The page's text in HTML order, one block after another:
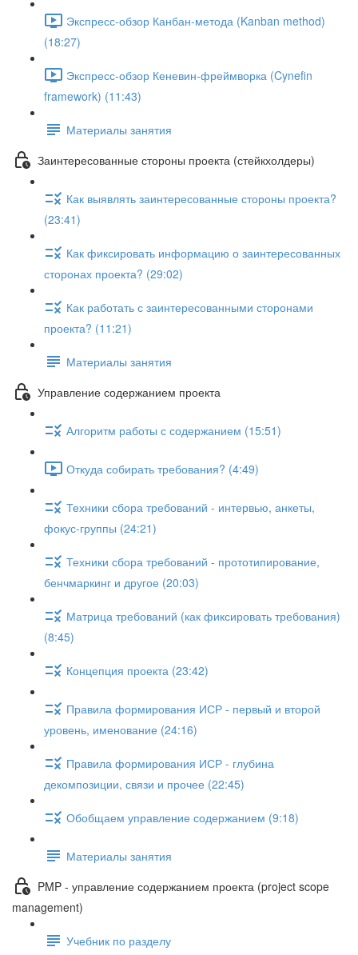
Экспресс-обзор Канбан-метода (Kanban method)
(18:27)
Экспресс-обзор Кеневин-фреймворка (Cynefin
framework) (11:43)
Материалы занятия
Заинтересованные стороны проекта (стейкхолдеры)
Как выявлять заинтересованные стороны проекта?
(23:41)
Как фиксировать информацию о заинтересованных
сторонах проекта? (29:02)
Как работать с заинтересованными сторонами
проекта? (11:21)
Материалы занятия
Управление содержанием проекта
Алгоритм работы с содержанием (15:51)
Откуда собирать требования? (4:49)
Техники сбора требований - интервью, анкеты,
фокус-группы (24:21)
Техники сбора требований - прототипирование,
бенчмаркинг и другое (20:03)
Матрица требований (как фиксировать требования)
(8:45)
Концепция проекта (23:42)
Правила формирования ИСР - первый и второй
уровень, именование (24:16)
Правила формирования ИСР - глубина
декомпозиции, связи и прочее (22:45)
Обобщаем управление содержанием (9:18)
Материалы занятия
PMP - управление содержанием проекта (project scope
management)
Учебник по разделу